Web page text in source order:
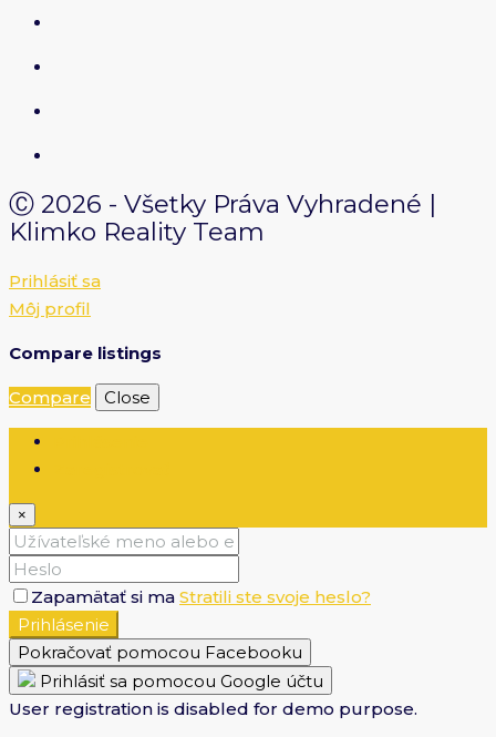
Ⓒ 2026 - Všetky Práva Vyhradené |
Klimko Reality Team
Prihlásiť sa
Môj profil
Compare listings
Compare Close
×
Zapamätať si ma Stratili ste svoje heslo?
Prihlásenie
Pokračovať pomocou Facebooku
Prihlásiť sa pomocou Google účtu
User registration is disabled for demo purpose.